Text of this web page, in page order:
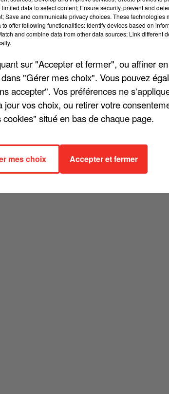
data to select content; Ensure security, prevent and
Save and communicate privacy choices. These technologies
offer following functionalities: Identify devices based on
and combine data from other data sources; Link different
sur "Accepter et fermer", ou affiner
"Gérer mes choix". Vous pouvez
accepter". Vos préférences ne
jour vos choix, ou retirer votre
situé en bas de chaque page.
mes choix Accepter et fermer